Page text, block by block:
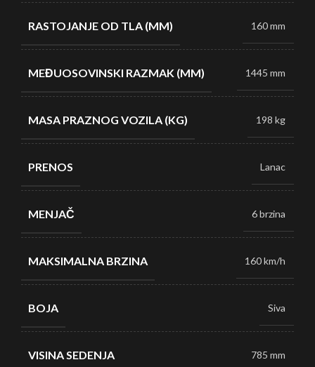
RASTOJANJE OD TLA (MM) 160 mm
MEĐUOSOVINSKI RAZMAK (MM) 1445 mm
MASA PRAZNOG VOZILA (KG) 198 kg
PRENOS Lanac
MENJAČ 6 brzina
MAKSIMALNA BRZINA 160 km/h
BOJA Siva
VISINA SEDENJA 785 mm